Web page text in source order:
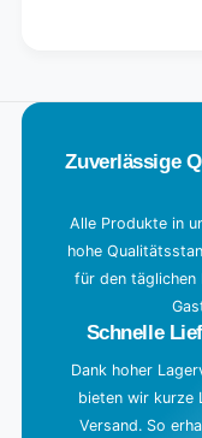
Zuverlässige
Alle Produkte in
hohe
für den täglichen
Schnelle
Dank hoher
bieten wir kurze
Versand. So